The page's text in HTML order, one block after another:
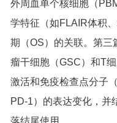
外周血单个核细胞（
学特征（如FLAIR体积
期（OS）的关联。第
瘤干细胞（GSC）和T
激活和免疫检查点分子
PD-1）的表达变化，并
落结尾使用